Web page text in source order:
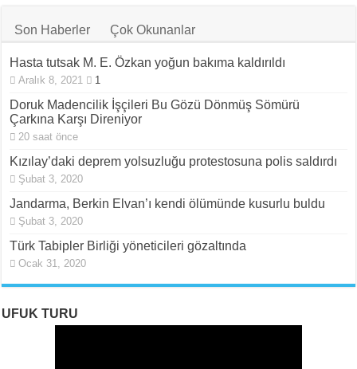
Son Haberler Çok Okunanlar
Hasta tutsak M. E. Özkan yoğun bakıma kaldırıldı
Aralık 8, 2021 1
Doruk Madencilik İşçileri Bu Gözü Dönmüş Sömürü
Çarkına Karşı Direniyor
20 saat önce
Kızılay’daki deprem yolsuzluğu protestosuna polis saldırdı
Şubat 3, 2020
Jandarma, Berkin Elvan’ı kendi ölümünde kusurlu buldu
Şubat 3, 2020
Türk Tabipler Birliği yöneticileri gözaltında
Ocak 31, 2020
UFUK TURU